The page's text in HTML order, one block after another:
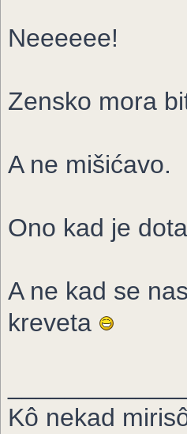
Neeeeee!
Zensko mora
A ne mišićavo.
Ono kad je
A ne kad se
kreveta
Kô nekad